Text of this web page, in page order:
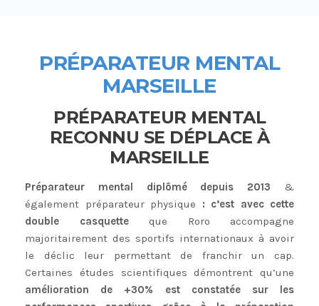
PRÉPARATEUR MENTAL
MARSEILLE
PRÉPARATEUR MENTAL
RECONNU SE DÉPLACE À
MARSEILLE
Préparateur mental diplômé depuis 2013 &
également préparateur physique : c’est avec cette
double casquette que Roro accompagne
majoritairement des sportifs internationaux à avoir
le déclic leur permettant de franchir un cap.
Certaines études scientifiques démontrent qu’une
amélioration de +30% est constatée sur les